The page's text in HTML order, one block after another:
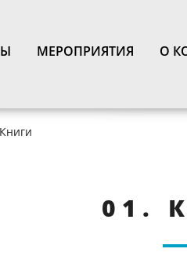
МЕРОПРИЯТИЯ О
01.